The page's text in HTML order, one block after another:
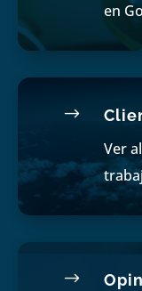
en
$
Ver
$